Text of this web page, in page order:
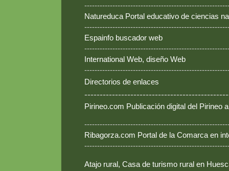
Natureduca Portal educativo de ciencias
Espainfo buscador web
International Web, diseño Web
Directorios de enlaces
Pirineo.com Publicación digital del Pirineo
Ribagorza.com Portal de la Comarca en
Atajo rural, Casa de turismo rural en